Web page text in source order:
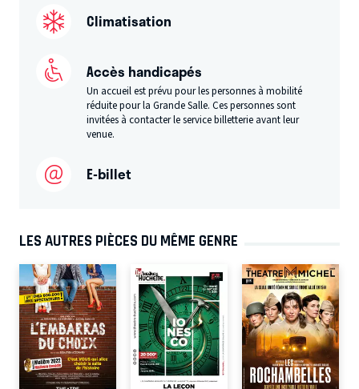
Climatisation
Accès handicapés
Un accueil est prévu pour les personnes à mobilité
réduite pour la Grande Salle. Ces personnes sont
invitées à contacter le service billetterie avant leur
venue.
E-billet
LES AUTRES PIÈCES DU MÊME GENRE